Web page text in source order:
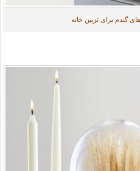
گندم برای تزیین خانه